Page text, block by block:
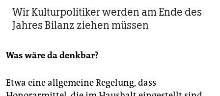
Wir Kulturpolitiker werden am Ende des
Jahres Bilanz ziehen müssen
Was wäre da denkbar?
Etwa eine allgemeine Regelung, dass